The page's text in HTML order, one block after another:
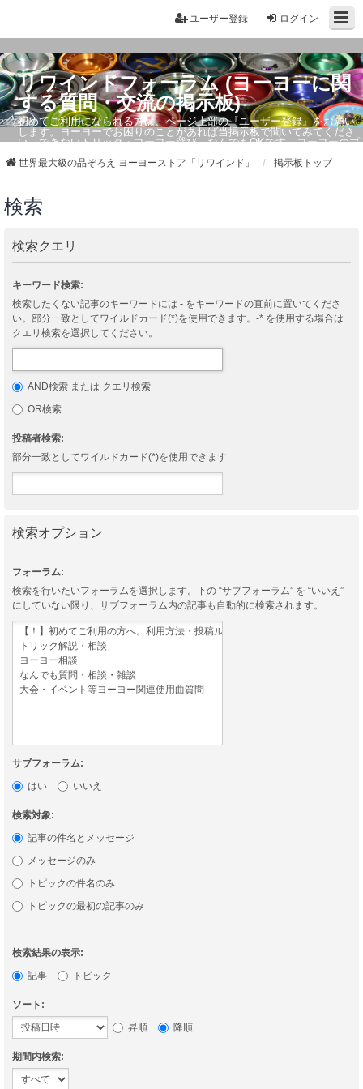
ログイン
ユーザー登録
リワインドフォーラム (ヨーヨーに関
する質問・交流の掲示板)
初めてご利用になられる方は、ページ上部の『ユーザー登録』をお願い
します。ヨーヨーでお困りのことがあれば当掲示板で聞いてみてくださ
い。できないトリック・ヨーヨー選び、なんでもOKです。ヨーヨーのプ
世界最大級の品ぞろえ ヨーヨーストア「リワインド」 掲示板トップ
検索
検索クエリ
キーワード検索:
検索したくない記事のキーワードには - をキーワードの直前に置いてくださ
い。部分一致としてワイルドカード(*)を使用できます。-* を使用する場合は
クエリ検索を選択してください。
AND検索 または クエリ検索
OR検索
投稿者検索:
部分一致としてワイルドカード(*)を使用できます
検索オプション
フォーラム:
検索を行いたいフォーラムを選択します。下の “サブフォーラム” を “いいえ”
にしていない限り、サブフォーラム内の記事も自動的に検索されます。
サブフォーラム:
はい
いいえ
検索対象:
記事の件名とメッセージ
メッセージのみ
トピックの件名のみ
トピックの最初の記事のみ
検索結果の表示:
記事
トピック
ソート:
昇順
降順
期間内検索: